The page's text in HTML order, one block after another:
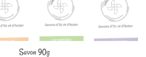
Savon 90g